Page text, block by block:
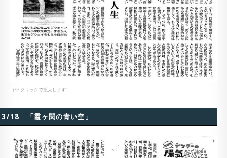
（※ クリックで拡大します）
3/18 「霞ヶ関の青い空」